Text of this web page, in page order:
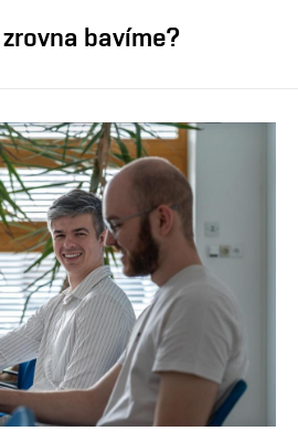
bavíme?